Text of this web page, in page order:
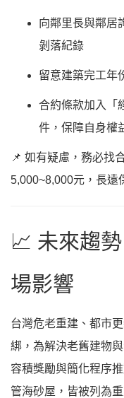
向鄰里長與鄰居
剝落紀錄
留意建築完工年
合約條款加入「
件，保障自身權
📌 如有疑慮，務必找
5,000~8,000元，長遠
📈 未來趨
場影響
台灣危老重建、都市
綁，為解決老舊建物
容積獎勵與簡化程序
管海砂屋，皆被列為